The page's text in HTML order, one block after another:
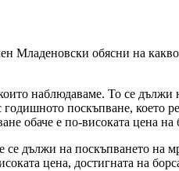
Младеновски обясни на
наблюдаваме. То се
поскъпване, което
обаче е по-високата цена
дължи на поскъпването
цена, достигната на